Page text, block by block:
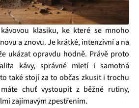
klasiku, ke které se mnoho
a znovu. Je krátké, intenzivní a na
ukázat opravdu hodně. Právě proto
kávy, správné mletí i samotná
také stojí za to občas zkusit i trochu
chuť vystoupit z běžné rutiny,
zajímavým zpestřením.